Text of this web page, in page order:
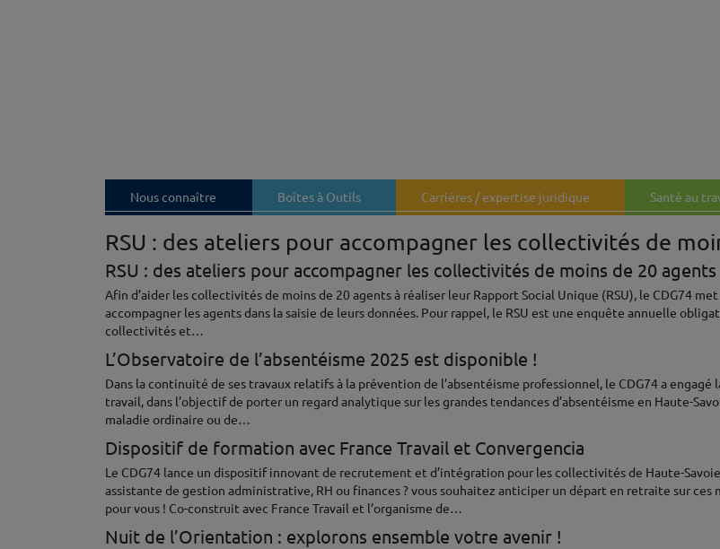
Nous connaître Boîtes à Outils Carrières / expertise juridique Santé au
RSU : des ateliers pour accompagner les collectivités de
RSU : des ateliers pour accompagner les collectivités de moins de 20 agents
Afin d’aider les collectivités de moins de 20 agents à réaliser leur Rapport Social Unique (RSU), le CDG74
accompagner les agents dans la saisie de leurs données. Pour rappel, le RSU est une enquête annuelle
collectivités et…
L’Observatoire de l’absentéisme 2025 est disponible !
Dans la continuité de ses travaux relatifs à la prévention de l’absentéisme professionnel, le CDG74 a engagé
travail, dans l’objectif de porter un regard analytique sur les grandes tendances d’absentéisme en Haute-
maladie ordinaire ou de…
Dispositif de formation avec France Travail et Convergencia
Le CDG74 lance un dispositif innovant de recrutement et d’intégration pour les collectivités de Haute-
assistante de gestion administrative, RH ou finances ? vous souhaitez anticiper un départ en retraite sur
pour vous ! Co-construit avec France Travail et l’organisme de…
Nuit de l’Orientation : explorons ensemble votre avenir !